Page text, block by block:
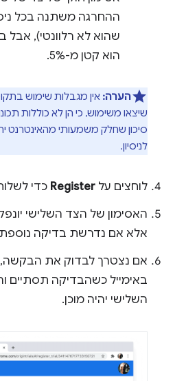
ההחרגה משתנה בכל
שהוא לא רלוונטי), אבל
הוא קטן מ-5%.
הערה: אין מגבלות שימוש
שיצאו משימוש, כי הן לא כוללות
סיכון שחלק משמעותי מהאינטרנט
לניסיון.
לוחצים על Register כדי
האסימון של הצד השלישי
אלא אם נדרשת בדיקה
אם נצטרך לבדוק את הבקשה,
באימייל כשהבדיקה תסתיים
השלישי יהיה מוכן.